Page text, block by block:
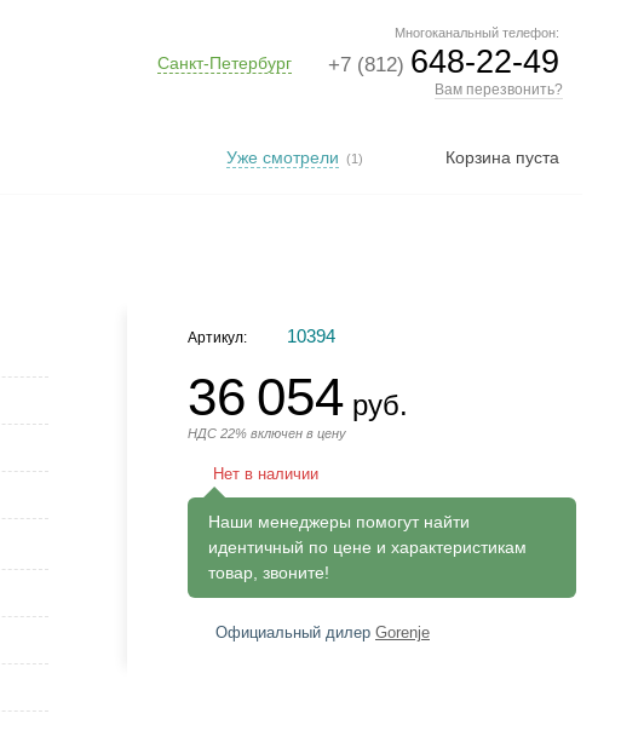
Многоканальный телефон:
+7 (812) 648-22-49
Вам перезвонить?
Санкт-Петербург
Корзина пуста
Уже смотрели (1)
Артикул: 10394
36 054 руб.
НДС 22% включен в цену
Нет в наличии
Наши менеджеры помогут найти
идентичный по цене и характеристикам
товар, звоните!
Официальный дилер Gorenje